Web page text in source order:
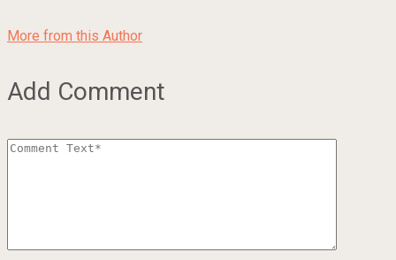
More from this Author
Add Comment